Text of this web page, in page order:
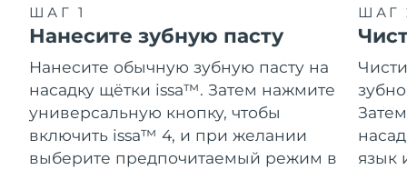
ШАГ 1
Нанесите зубную пасту
Нанесите обычную зубную пасту на
насадку щётки issa™. Затем нажмите
универсальную кнопку, чтобы
включить issa™ 4, и при желании
выберите предпочитаемый режим в
ШАГ
язык